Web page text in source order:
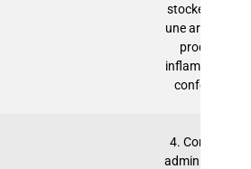
stocker dans
une armoire à
produits
inflammables
conforme.
4. Contrôles
administratifs